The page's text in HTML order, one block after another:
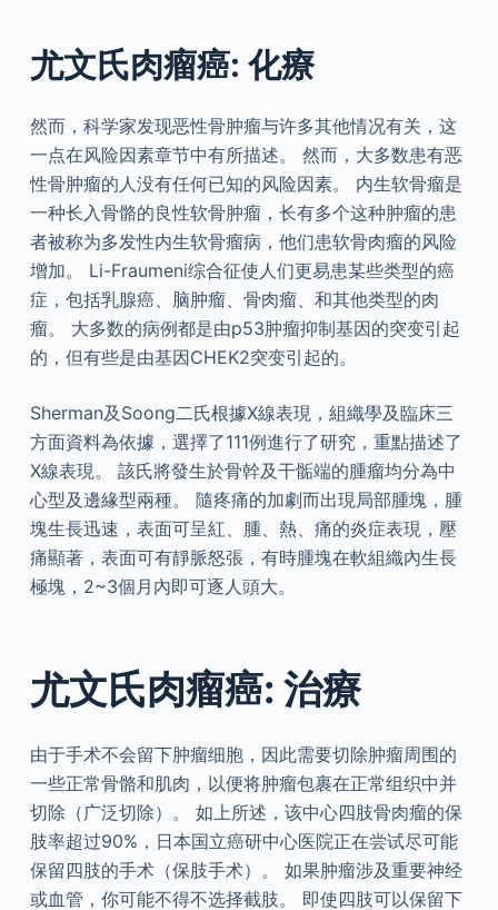
尤文氏肉瘤癌: 化療
然而，科学家发现恶性骨肿瘤与许多其他情况有关，这
一点在风险因素章节中有所描述。 然而，大多数患有恶
性骨肿瘤的人没有任何已知的风险因素。 内生软骨瘤是
一种长入骨骼的良性软骨肿瘤，长有多个这种肿瘤的患
者被称为多发性内生软骨瘤病，他们患软骨肉瘤的风险
增加。 Li-Fraumeni综合征使人们更易患某些类型的癌
症，包括乳腺癌、脑肿瘤、骨肉瘤、和其他类型的肉
瘤。 大多数的病例都是由p53肿瘤抑制基因的突变引起
的，但有些是由基因CHEK2突变引起的。
Sherman及Soong二氏根據X線表現，組織學及臨床三
方面資料為依據，選擇了111例進行了研究，重點描述了
X線表現。 該氏將發生於骨幹及干骺端的腫瘤均分為中
心型及邊緣型兩種。 隨疼痛的加劇而出現局部腫塊，腫
塊生長迅速，表面可呈紅、腫、熱、痛的炎症表現，壓
痛顯著，表面可有靜脈怒張，有時腫塊在軟組織內生長
極塊，2~3個月內即可逐人頭大。
尤文氏肉瘤癌: 治療
由于手术不会留下肿瘤细胞，因此需要切除肿瘤周围的
一些正常骨骼和肌肉，以便将肿瘤包裹在正常组织中并
切除（广泛切除）。 如上所述，该中心四肢骨肉瘤的保
肢率超过90%，日本国立癌研中心医院正在尝试尽可能
保留四肢的手术（保肢手术）。 如果肿瘤涉及重要神经
或血管，你可能不得不选择截肢。 即使四肢可以保留下